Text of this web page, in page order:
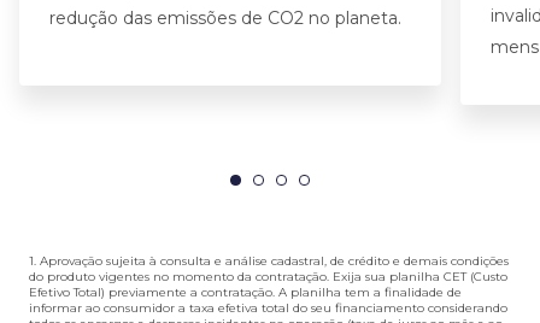
redução das emissões de CO2 no planeta.
1. Aprovação sujeita à consulta e análise cadastral, de crédito e demais condições
do produto vigentes no momento da contratação. Exija sua planilha CET (Custo
Efetivo Total) previamente a contratação. A planilha tem a finalidade de
informar ao consumidor a taxa efetiva total do seu financiamento considerando